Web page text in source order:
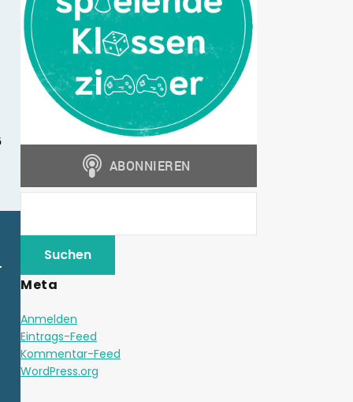
Meta
Anmelden
Eintrags-Feed
Kommentar-Feed
WordPress.org